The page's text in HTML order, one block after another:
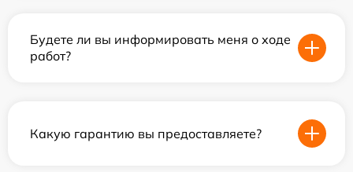
Будете ли вы информировать меня о ходе
работ?
Какую гарантию вы предоставляете?